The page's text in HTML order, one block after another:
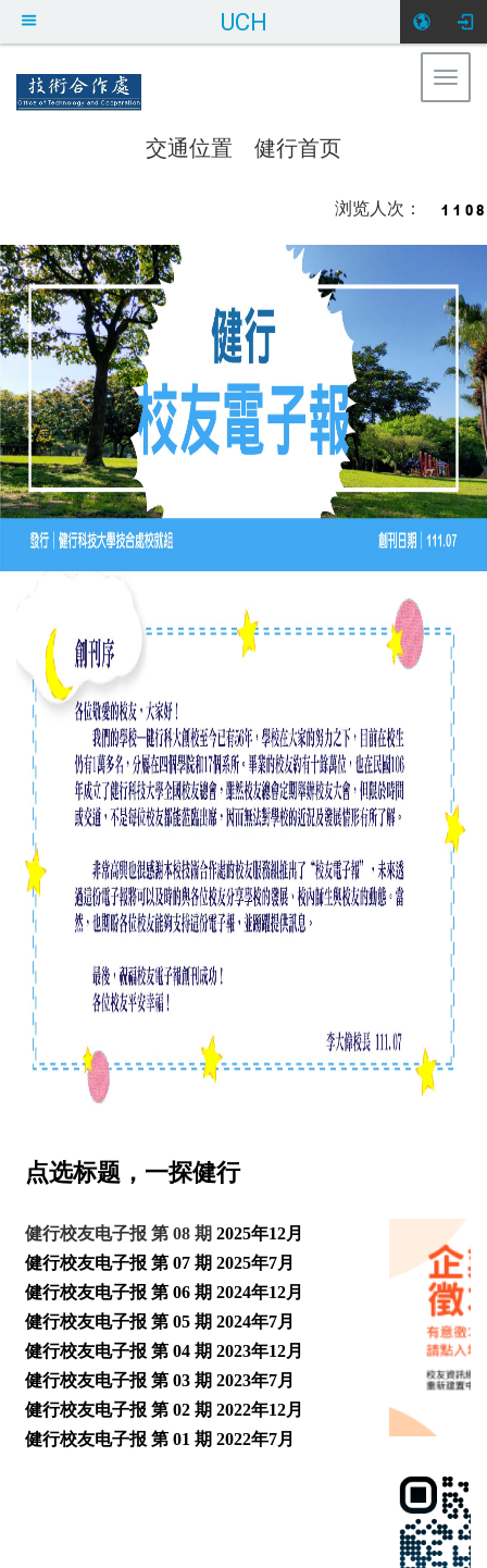
UCH
交通位置 健行首页
浏览人次：
点选标题，一探健行
​健行校友电子报 第 08 期 2025年12月
健行校友电子报 第 07 期 2025年7月
健行校友电子报 第 06 期 2024年12月
健行校友电子报 第 05 期 2024年7月
健行校友电子报 第 04 期 2023年12月
健行校友电子报 第 03 期 2023年7月
健行校友电子报 第 02 期 2022年12月
健行校友电子报 第 01 期 2022年7月